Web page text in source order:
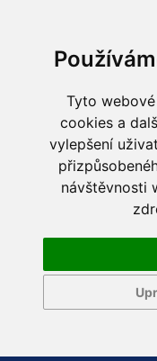
Tyto
cookies a
vylepšení
návštěvnosti